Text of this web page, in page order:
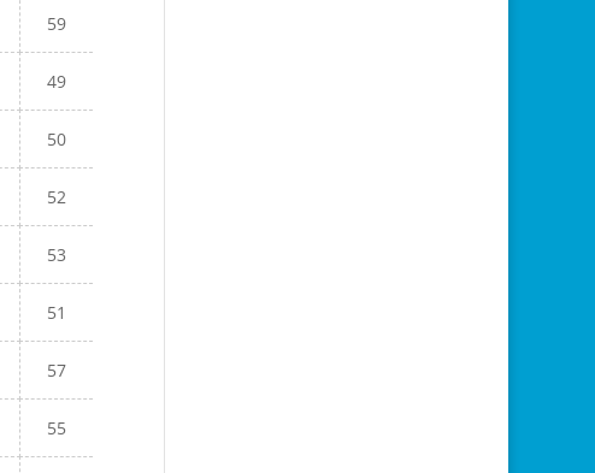
59
49
50
52
53
51
57
55